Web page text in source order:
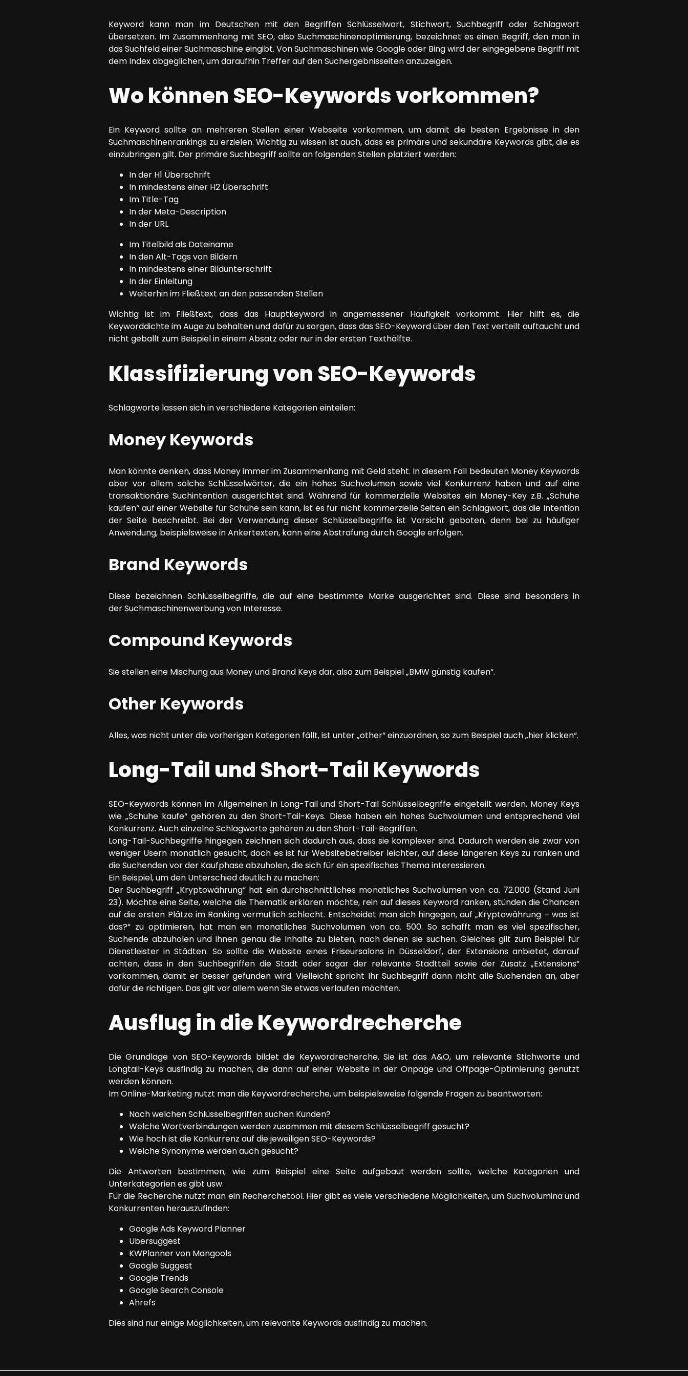
Google Ads Kampagnen-Beratung
Software Architektur Beratung
Keyword kann man im Deutschen mit den Begriffen Schlüsselwort, Stichwort, Suchbegriff oder Schlagwort
übersetzen. Im Zusammenhang mit SEO, also Suchmaschinenoptimierung, bezeichnet es einen Begriff, den man in
das Suchfeld einer Suchmaschine eingibt. Von Suchmaschinen wie Google oder Bing wird der eingegebene Begriff mit
dem Index abgeglichen, um daraufhin Treffer auf den Suchergebnisseiten anzuzeigen.
Wo können SEO-Keywords vorkommen?
Ein Keyword sollte an mehreren Stellen einer Webseite vorkommen, um damit die besten Ergebnisse in den
Suchmaschinenrankings zu erzielen. Wichtig zu wissen ist auch, dass es primäre und sekundäre Keywords gibt, die es
einzubringen gilt. Der primäre Suchbegriff sollte an folgenden Stellen platziert werden:
In der H1 Überschrift
In mindestens einer H2 Überschrift
Im Title-Tag
In der Meta-Description
In der URL
Im Titelbild als Dateiname
In den Alt-Tags von Bildern
In mindestens einer Bildunterschrift
In der Einleitung
Weiterhin im Fließtext an den passenden Stellen
Wichtig ist im Fließtext, dass das Hauptkeyword in angemessener Häufigkeit vorkommt. Hier hilft es, die
Keyworddichte im Auge zu behalten und dafür zu sorgen, dass das SEO-Keyword über den Text verteilt auftaucht und
nicht geballt zum Beispiel in einem Absatz oder nur in der ersten Texthälfte.
Klassifizierung von SEO-Keywords
Schlagworte lassen sich in verschiedene Kategorien einteilen:
Money Keywords
Man könnte denken, dass Money immer im Zusammenhang mit Geld steht. In diesem Fall bedeuten Money Keywords
aber vor allem solche Schlüsselwörter, die ein hohes Suchvolumen sowie viel Konkurrenz haben und auf eine
transaktionäre Suchintention ausgerichtet sind. Während für kommerzielle Websites ein Money-Key z.B. „Schuhe
kaufen“ auf einer Website für Schuhe sein kann, ist es für nicht kommerzielle Seiten ein Schlagwort, das die Intention
der Seite beschreibt. Bei der Verwendung dieser Schlüsselbegriffe ist Vorsicht geboten, denn bei zu häufiger
Anwendung, beispielsweise in Ankertexten, kann eine Abstrafung durch Google erfolgen.
Brand Keywords
Diese bezeichnen Schlüsselbegriffe, die auf eine bestimmte Marke ausgerichtet sind. Diese sind besonders in
der Suchmaschinenwerbung von Interesse.
Compound Keywords
Sie stellen eine Mischung aus Money und Brand Keys dar, also zum Beispiel „BMW günstig kaufen“.
Other Keywords
Alles, was nicht unter die vorherigen Kategorien fällt, ist unter „other“ einzuordnen, so zum Beispiel auch „hier klicken“.
Long-Tail und Short-Tail Keywords
SEO-Keywords können im Allgemeinen in Long-Tail und Short-Tail Schlüsselbegriffe eingeteilt werden. Money Keys
wie „Schuhe kaufe“ gehören zu den Short-Tail-Keys. Diese haben ein hohes Suchvolumen und entsprechend viel
Konkurrenz. Auch einzelne Schlagworte gehören zu den Short-Tail-Begriffen.
Long-Tail-Suchbegriffe hingegen zeichnen sich dadurch aus, dass sie komplexer sind. Dadurch werden sie zwar von
weniger Usern monatlich gesucht, doch es ist für Websitebetreiber leichter, auf diese längeren Keys zu ranken und
die Suchenden vor der Kaufphase abzuholen, die sich für ein spezifisches Thema interessieren.
Ein Beispiel, um den Unterschied deutlich zu machen:
Der Suchbegriff „Kryptowährung“ hat ein durchschnittliches monatliches Suchvolumen von ca. 72.000 (Stand Juni
23). Möchte eine Seite, welche die Thematik erklären möchte, rein auf dieses Keyword ranken, stünden die Chancen
auf die ersten Plätze im Ranking vermutlich schlecht. Entscheidet man sich hingegen, auf „Kryptowährung – was ist
das?“ zu optimieren, hat man ein monatliches Suchvolumen von ca. 500. So schafft man es viel spezifischer,
Suchende abzuholen und ihnen genau die Inhalte zu bieten, nach denen sie suchen. Gleiches gilt zum Beispiel für
Dienstleister in Städten. So sollte die Website eines Friseursalons in Düsseldorf, der Extensions anbietet, darauf
achten, dass in den Suchbegriffen die Stadt oder sogar der relevante Stadtteil sowie der Zusatz „Extensions“
vorkommen, damit er besser gefunden wird. Vielleicht spricht Ihr Suchbegriff dann nicht alle Suchenden an, aber
dafür die richtigen. Das gilt vor allem wenn Sie etwas verlaufen möchten.
Ausflug in die Keywordrecherche
Die Grundlage von SEO-Keywords bildet die Keywordrecherche. Sie ist das A&O, um relevante Stichworte und
Longtail-Keys ausfindig zu machen, die dann auf einer Website in der Onpage und Offpage-Optimierung genutzt
werden können.
Im Online-Marketing nutzt man die Keywordrecherche, um beispielsweise folgende Fragen zu beantworten:
Nach welchen Schlüsselbegriffen suchen Kunden?
Welche Wortverbindungen werden zusammen mit diesem Schlüsselbegriff gesucht?
Wie hoch ist die Konkurrenz auf die jeweiligen SEO-Keywords?
Welche Synonyme werden auch gesucht?
Die Antworten bestimmen, wie zum Beispiel eine Seite aufgebaut werden sollte, welche Kategorien und
Unterkategorien es gibt usw.
Für die Recherche nutzt man ein Recherchetool. Hier gibt es viele verschiedene Möglichkeiten, um Suchvolumina und
Konkurrenten herauszufinden:
Google Ads Keyword Planner
Ubersuggest
KWPlanner von Mangools
Google Suggest
Google Trends
Google Search Console
Ahrefs
Dies sind nur einige Möglichkeiten, um relevante Keywords ausfindig zu machen.